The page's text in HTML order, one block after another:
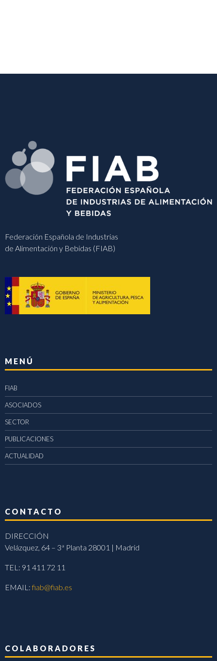
Federación Española de Industrias
de Alimentación y Bebidas (FIAB)
MENÚ
FIAB
ASOCIADOS
SECTOR
PUBLICACIONES
ACTUALIDAD
CONTACTO
DIRECCIÓN
Velázquez, 64 – 3ª Planta 28001 | Madrid
TEL: 91 411 72 11
EMAIL:fiab@fiab.es
COLABORADORES